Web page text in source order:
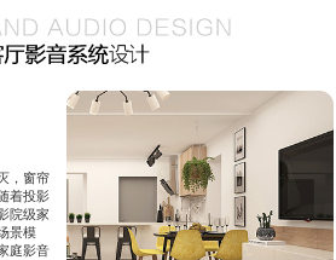
，窗帘
着投影
院级家
景模
庭影音